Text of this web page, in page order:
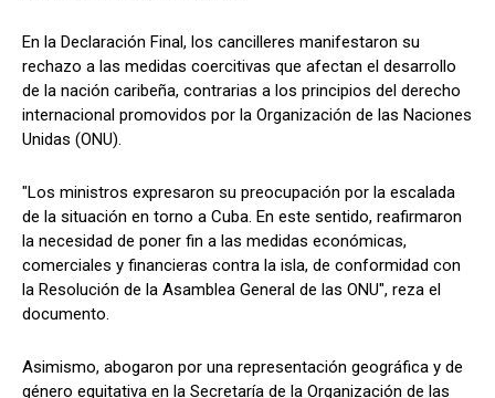
En la Declaración Final, los cancilleres manifestaron su
rechazo a las medidas coercitivas que afectan el desarrollo
de la nación caribeña, contrarias a los principios del derecho
internacional promovidos por la Organización de las Naciones
Unidas (ONU).
"Los ministros expresaron su preocupación por la escalada
de la situación en torno a Cuba. En este sentido, reafirmaron
la necesidad de poner fin a las medidas económicas,
comerciales y financieras contra la isla, de conformidad con
la Resolución de la Asamblea General de las ONU", reza el
documento.
Asimismo, abogaron por una representación geográfica y de
género equitativa en la Secretaría de la Organización de las